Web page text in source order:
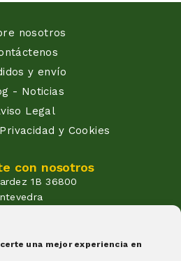
una mejor experiencia en
nosotros
y envío
- Noticias
Legal
y Cookies
con nosotros
1B 36800
261